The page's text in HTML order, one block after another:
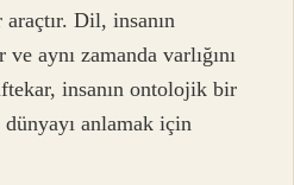
Dil, insanın
aynı zamanda varlığını
insanın ontolojik bir
dünyayı anlamak için